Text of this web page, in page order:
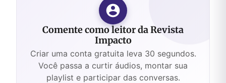
Comente como leitor da Revista
Impacto
Criar uma conta gratuita leva 30 segundos.
Você passa a curtir áudios, montar sua
playlist e participar das conversas.